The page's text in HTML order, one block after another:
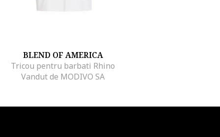
BLEND OF AMERICA
Tricou pentru barbati Rhino
Vandut de MODIVO SA